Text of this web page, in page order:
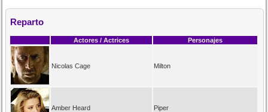
Reparto
Actores / Actrices Personajes
Nicolas Cage Milton
Amber Heard Piper